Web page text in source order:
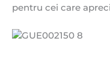
pentru cei care